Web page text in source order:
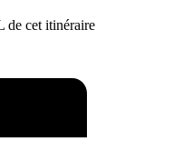
cet itinéraire